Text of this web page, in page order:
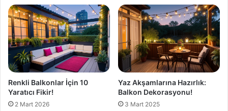
Renkli Balkonlar İçin 10
Yaratıcı Fikir!
2 Mart 2026
Yaz Akşamlarına Hazırlık:
Balkon Dekorasyonu!
3 Mart 2025